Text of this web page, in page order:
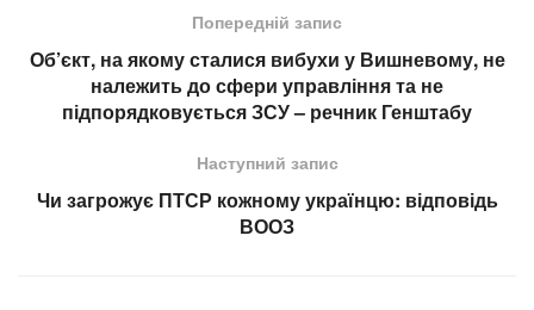
Попередній запис
Об’єкт, на якому сталися вибухи у Вишневому, не
належить до сфери управління та не
підпорядковується ЗСУ – речник Генштабу
Наступний запис
Чи загрожує ПТСР кожному українцю: відповідь
ВООЗ